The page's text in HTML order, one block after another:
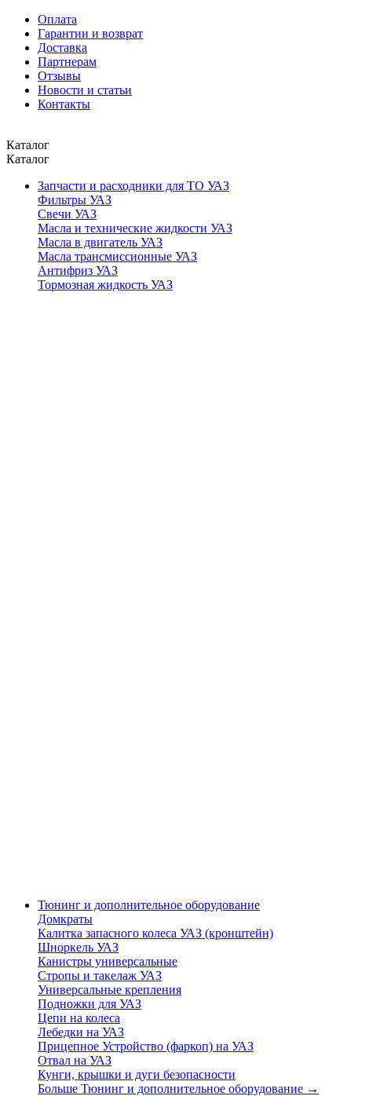
Оплата
Гарантии и возврат
Доставка
Партнерам
Отзывы
Новости и статьи
Контакты
Каталог
Каталог
Запчасти и расходники для ТО УАЗ
Фильтры УАЗ
Свечи УАЗ
Масла и технические жидкости УАЗ
Масла в двигатель УАЗ
Масла трансмиссионные УАЗ
Антифриз УАЗ
Тормозная жидкость УАЗ
Тюнинг и дополнительное оборудование
Домкраты
Калитка запасного колеса УАЗ (кронштейн)
Шноркель УАЗ
Канистры универсальные
Стропы и такелаж УАЗ
Универсальные крепления
Подножки для УАЗ
Цепи на колеса
Лебедки на УАЗ
Прицепное Устройство (фаркоп) на УАЗ
Отвал на УАЗ
Кунги, крышки и дуги безопасности
Больше Тюнинг и дополнительное оборудование →